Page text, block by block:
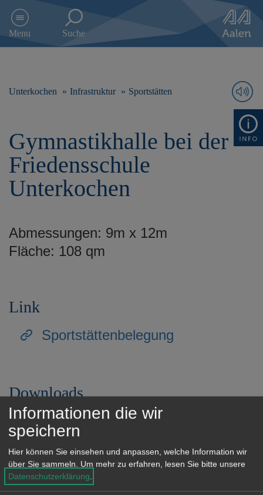
e
Menu Suche
Unterkochen Infrastruktur Sportstätten
Gymnastikhalle bei der
Friedensschule
Unterkochen
Abmessungen: 9m x 12m
Fläche: 108 qm
Link
Sportstättenbelegung
Downloads
Benutzungsordnung für die Turn-,
Aalen (pdf, 46.0 KB)
Informationen die wir
speichern
Hier können Sie einsehen und anpassen, welche Information wir
über Sie sammeln.
Um mehr zu erfahren, lesen Sie bitte unsere
Datenschutzerklärung